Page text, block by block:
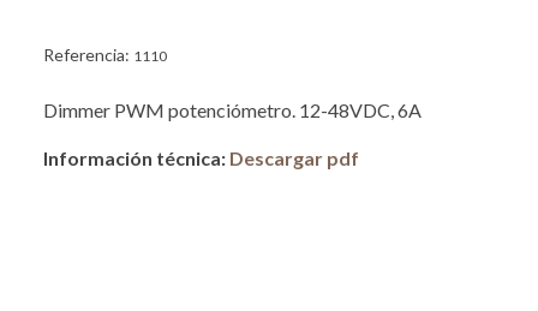
Referencia: 1110
Dimmer PWM potenciómetro. 12-48VDC, 6A
Información técnica: Descargar pdf